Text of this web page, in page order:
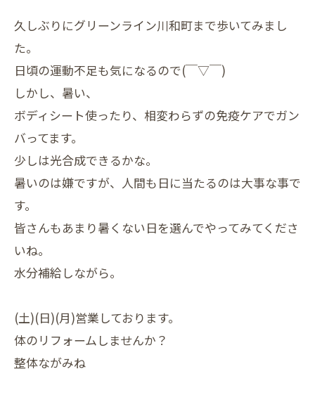
久しぶりにグリーンライン川和町まで歩いてみまし
た。
日頃の運動不足も気になるので(￣▽￣)
しかし、暑い、
ボディシート使ったり、相変わらずの免疫ケアでガン
バってます。
少しは光合成できるかな。
暑いのは嫌ですが、人間も日に当たるのは大事な事で
す。
皆さんもあまり暑くない日を選んでやってみてくださ
いね。
水分補給しながら。
(土)(日)(月)営業しております。
体のリフォームしませんか？
整体ながみね